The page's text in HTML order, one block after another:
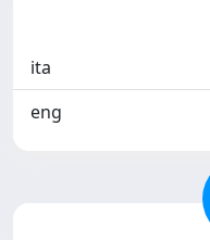
ita
eng